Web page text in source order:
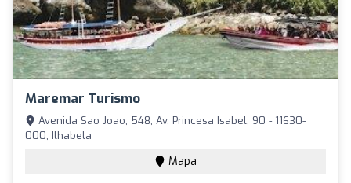
Maremar Turismo
Avenida Sao Joao, 548, Av. Princesa Isabel, 90 - 11630-
000, Ilhabela
Mapa